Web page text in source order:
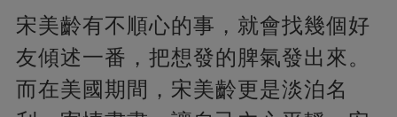
宋美齡有不順心的事，就會找幾個好
友傾述一番，把想發的脾氣發出來。
而在美國期間，宋美齡更是淡泊名